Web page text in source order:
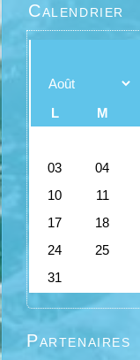
Calendrier
Partenaires